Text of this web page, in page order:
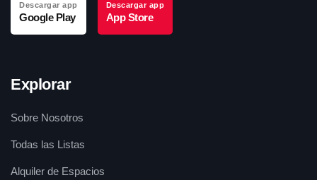
Descargar app
Google Play
Descargar app
App Store
Explorar
Sobre Nosotros
Todas las Listas
Alquiler de Espacios